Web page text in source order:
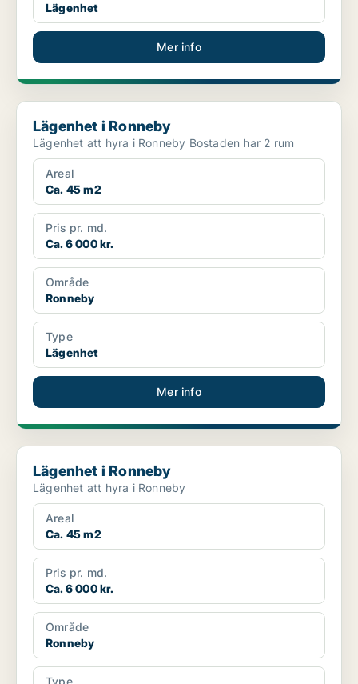
Lägenhet
Mer info
Lägenhet i Ronneby
Lägenhet i Ronneby
Lägenhet att hyra i Ronneby Bostaden har 2 rum
Areal
Ca. 45 m2
Pris pr. md.
Ca. 6 000 kr.
Område
Ronneby
Type
Lägenhet
Mer info
Lägenhet i Ronneby
Lägenhet i Ronneby
Lägenhet att hyra i Ronneby
Areal
Ca. 45 m2
Pris pr. md.
Ca. 6 000 kr.
Område
Ronneby